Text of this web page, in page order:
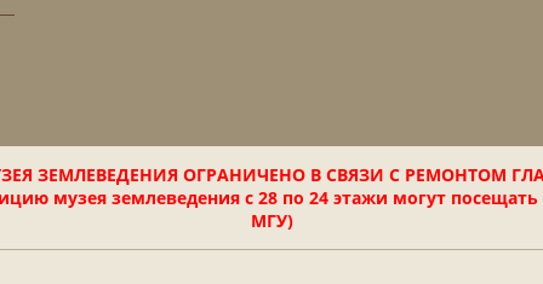
ЗЕМЛЕВЕДЕНИЯ ОГРАНИЧЕНО В СВЯЗИ С РЕМОНТОМ
музея землеведения с 28 по 24 этажи могут
МГУ)